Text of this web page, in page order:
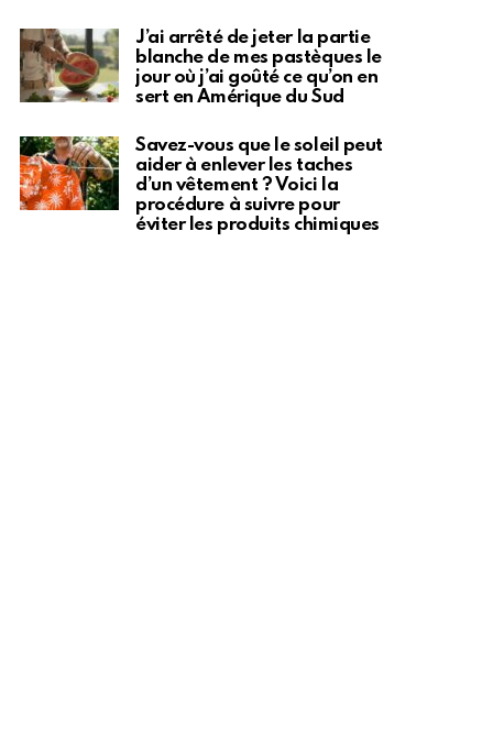
J’ai arrêté de jeter la partie
blanche de mes pastèques le
jour où j’ai goûté ce qu’on en
sert en Amérique du Sud
Savez-vous que le soleil peut
aider à enlever les taches
d’un vêtement ? Voici la
procédure à suivre pour
éviter les produits chimiques